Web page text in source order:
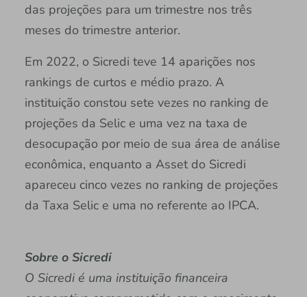
das projeções para um trimestre nos três
meses do trimestre anterior.
Em 2022, o Sicredi teve 14 aparições nos
rankings de curtos e médio prazo. A
instituição constou sete vezes no ranking de
projeções da Selic e uma vez na taxa de
desocupação por meio de sua área de análise
econômica, enquanto a Asset do Sicredi
apareceu cinco vezes no ranking de projeções
da Taxa Selic e uma no referente ao IPCA.
Sobre o Sicredi
O Sicredi é uma instituição financeira